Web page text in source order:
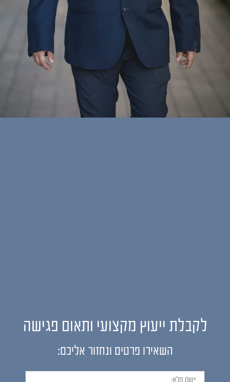
לקבלת ייעוץ מקצועי ותאום פגישה
השאירו פרטים ונחזור אליכם: